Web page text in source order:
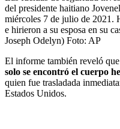
del presidente haitiano
miércoles 7 de julio de 2021.
e hirieron a su esposa en su
Joseph Odelyn) Foto: AP
El informe también reveló
solo se encontró el cuerpo
quien fue trasladada
Estados Unidos.